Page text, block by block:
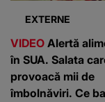
EXTERNE
VIDEO Alertă
în SUA. Salata
provoacă mii de
îmbolnăviri. Ce